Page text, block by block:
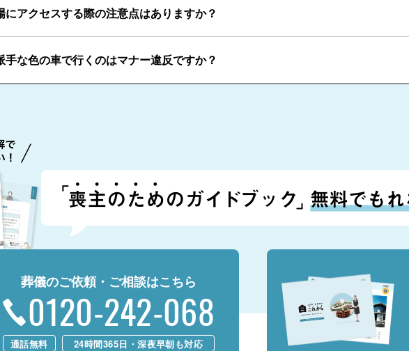
にアクセスする際の注意点はありますか？
手な色の車で行くのはマナー違反ですか？
葬儀のご依頼・ご相談はこちら
0120-242-068
通話無料 24時間365日・深夜早朝も対応